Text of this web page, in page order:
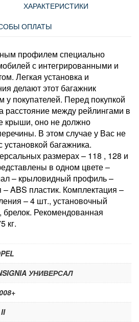
ХАРАКТЕРИСТИКИ
ОПЛАТЫ
профилем специально
с интегрированными и
Легкая установка и
делают этот багажник
покупателей. Перед покупкой
расстояние между рейлингами в
крыши, оно не должно
В этом случае у Вас не
багажника.
размерах – 118 , 128 и
в одном цвете –
– крыловидный профиль –
ABS пластик. Комплектация –
– 4 шт., установочный
брелок. Рекомендованная
кг.
УНИВЕРСАЛ